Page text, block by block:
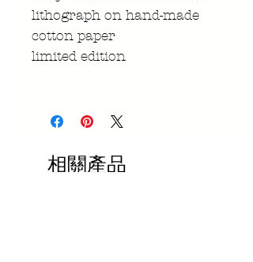
lithograph on hand-made
cotton paper
limited edition
相關產品